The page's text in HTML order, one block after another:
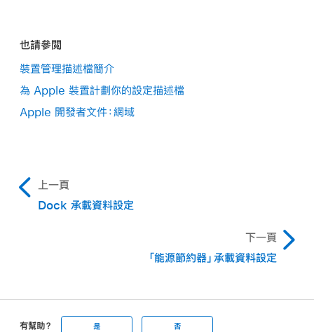
也請參閲
裝置管理描述檔簡介
為 Apple 裝置計劃你的設定描述檔
Apple 開發者文件：網域
上一頁
Dock 承載資料設定
下一頁
「能源節約器」承載資料設定
有幫助？ 是 否